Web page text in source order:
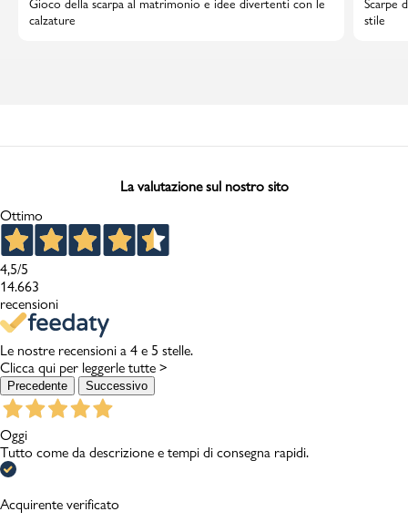
Gioco della scarpa al matrimonio e idee divertenti con le
calzature
Scarpe
stile
La valutazione sul nostro sito
Ottimo
4,5/5
14.663
recensioni
Le nostre recensioni a 4 e 5 stelle.
Clicca qui per leggerle tutte >
Precedente Successivo
Oggi
Tutto come da descrizione e tempi di consegna rapidi.
Acquirente verificato